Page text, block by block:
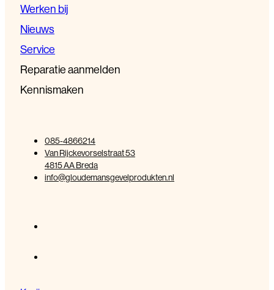
Werken bij
Nieuws
Service
Reparatie aanmelden
Kennismaken
085-4866214
Van Rijckevorselstraat 53
4815 AA Breda
info@gloudemansgevelprodukten.nl